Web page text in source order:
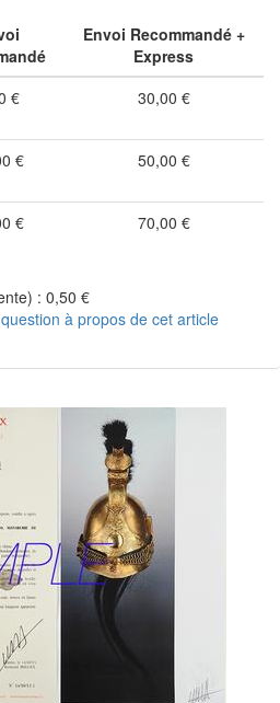
Envoi Recommandé +
Express
€ 30,00 €
€ 50,00 €
€ 70,00 €
: 0,50 €
à propos de cet article